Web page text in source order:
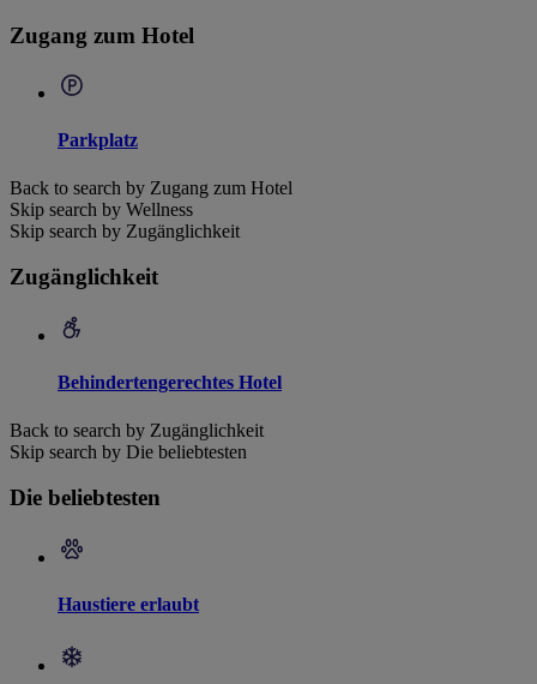
Zugang zum Hotel
Parkplatz
Back to search by Zugang zum Hotel
Skip search by Wellness
Skip search by Zugänglichkeit
Zugänglichkeit
Behindertengerechtes Hotel
Back to search by Zugänglichkeit
Skip search by Die beliebtesten
Die beliebtesten
Haustiere erlaubt